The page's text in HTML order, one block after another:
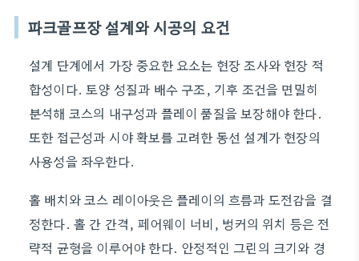
파크골프장 설계와 시공의 요건
설계 단계에서 가장 중요한 요소는 현장 조사와 현장 적
합성이다. 토양 성질과 배수 구조, 기후 조건을 면밀히
분석해 코스의 내구성과 플레이 품질을 보장해야 한다.
또한 접근성과 시야 확보를 고려한 동선 설계가 현장의
사용성을 좌우한다.
홀 배치와 코스 레이아웃은 플레이의 흐름과 도전감을 결
정한다. 홀 간 간격, 페어웨이 너비, 벙커의 위치 등은 전
략적 균형을 이루어야 한다. 안정적인 그린의 크기와 경